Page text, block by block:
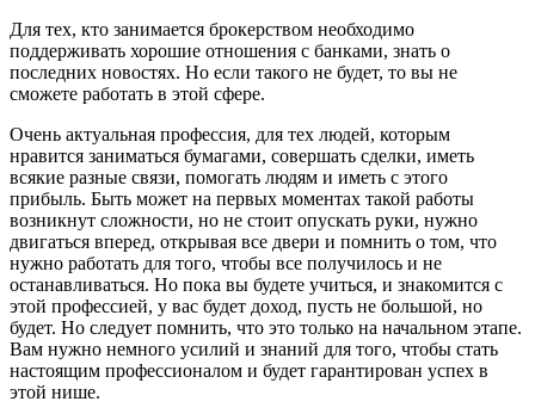
Для тех, кто занимается брокерством необходимо
поддерживать хорошие отношения с банками, знать о
последних новостях. Но если такого не будет, то вы не
сможете работать в этой сфере.
Очень актуальная профессия, для тех людей, которым
нравится заниматься бумагами, совершать сделки, иметь
всякие разные связи, помогать людям и иметь с этого
прибыль. Быть может на первых моментах такой работы
возникнут сложности, но не стоит опускать руки, нужно
двигаться вперед, открывая все двери и помнить о том, что
нужно работать для того, чтобы все получилось и не
останавливаться. Но пока вы будете учиться, и знакомится с
этой профессией, у вас будет доход, пусть не большой, но
будет. Но следует помнить, что это только на начальном этапе.
Вам нужно немного усилий и знаний для того, чтобы стать
настоящим профессионалом и будет гарантирован успех в
этой нише.